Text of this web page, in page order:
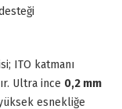
ITO katmanı
Ultra ince 0,2 mm
esnekliğe